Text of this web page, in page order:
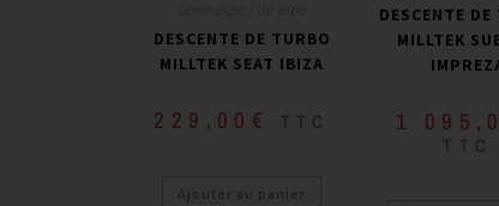
DESCENTE DE TURBO
MILLTEK SEAT IBIZA
229,00 € TTC
Ajouter au panier
DESCENTE DE
MILLTEK
1
TTC